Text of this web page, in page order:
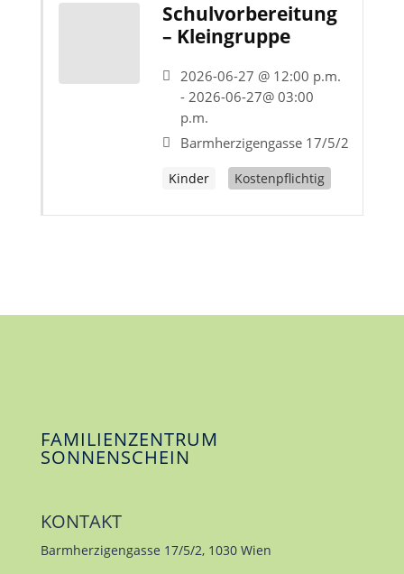
Schulvorbereitung
– Kleingruppe
2026-06-27 @ 12:00 p.m.
- 2026-06-27@ 03:00
p.m.
Barmherzigengasse 17/5/2
Kinder Kostenpflichtig
FAMILIENZENTRUM
SONNENSCHEIN
KONTAKT
Barmherzigengasse 17/5/2, 1030 Wien